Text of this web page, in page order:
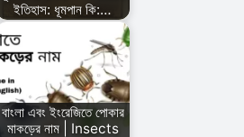
ইতিহাস: ধূমপান কি:…
বাংলা এবং ইংরেজিতে পোকার
মাকড়ের নাম | Insects